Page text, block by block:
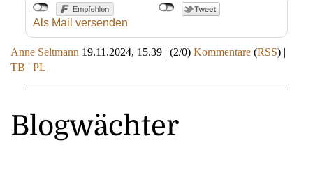
Als Mail versenden
Anne Seltmann 19.11.2024, 15.39 | (2/0) Kommentare (RSS) |
TB | PL
Blogwächter